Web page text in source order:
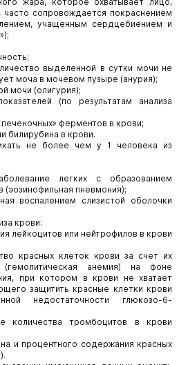
сопровождается покраснением
учащенным сердцебиением и
выделенной в сутки мочи не
моча в мочевом пузыре (анурия);
мочи (олигурия);
(по результатам анализа
ферментов в крови;
в крови.
не более чем у 1 человека из
легких с образованием
(эозинофильная пневмония);
воспалением слизистой оболочки
крови:
или нейтрофилов в крови
клеток крови за счет их
(гемолитическая анемия) на фоне
при котором в крови не хватает
защитить красные клетки крови
недостаточности глюкозо-6-
тромбоцитов в крови
процентного содержания красных